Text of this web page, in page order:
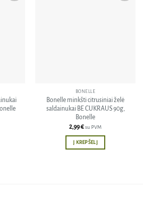
BONELLE
Bonelle minkšti citrusiniai želė
saldainukai BE CUKRAUS 90g,
Bonelle
2,99€su PVM
Į KREPŠELĮ